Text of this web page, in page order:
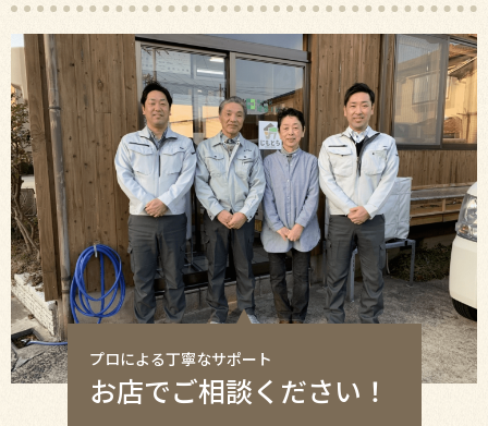
プロによる丁寧なサポート
お店でご相談ください！